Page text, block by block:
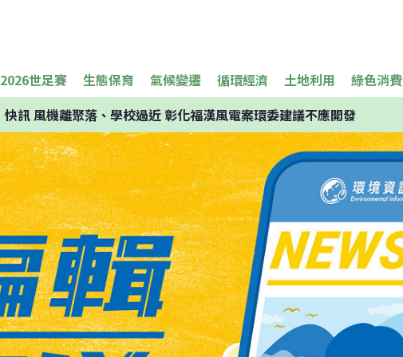
2026世足賽 生態保育 氣候變遷 循環經濟 土地利用 綠色消費
快訊風機離聚落、學校過近 彰化福漢風電案環委建議不應開發